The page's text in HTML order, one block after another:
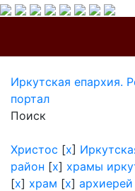
Иркутская епархия.
портал
Поиск
Христос [x]
район [x] храмы
[x] храм [x] архиерей